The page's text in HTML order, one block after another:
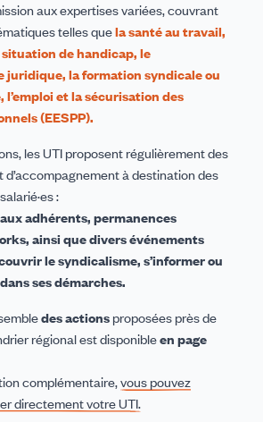
aux expertises variées, couvrant
telles quela santé au travail,
de handicap, le
juridique, la formation syndicale ou
l’emploi et la sécurisation des
(EESPP).
les UTI proposent régulièrement des
d’accompagnement à destination des
:
adhérents, permanences
ainsi que divers événements
le syndicalisme, s’informer ou
ses démarches.
des actions proposées près de
régional est disponibleen page
complémentaire,vous pouvez
directement votre UTI.